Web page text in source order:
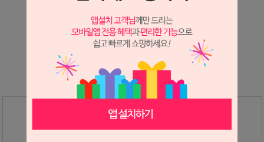
※ 필독해주세요 ※
는 시세 변동에 따라 가격이 달라질 수 있으니
문의 후 주문 바랍니다.